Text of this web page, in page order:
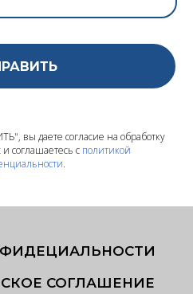
вы даете согласие на обработку
соглашаетесь с политикой
.
СОГЛАШЕНИЕ